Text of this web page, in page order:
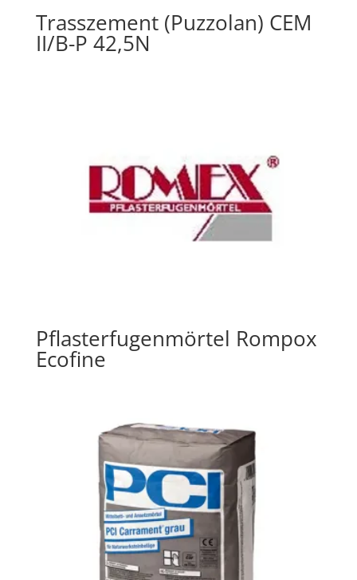
Trasszement (Puzzolan) CEM
II/B-P 42,5N
Pflasterfugenmörtel Rompox
Ecofine